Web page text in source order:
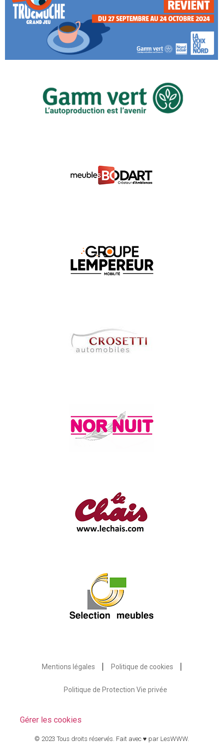
Mentions légales Politique de cookies
Politique de Protection Vie privée
Gérer les cookies
© 2023 Tous droits réservés. Fait avec ♥ par LesWWW.